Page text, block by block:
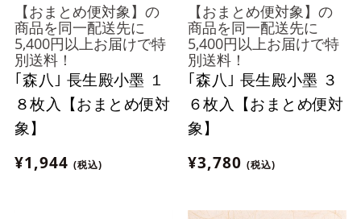
【おまとめ便対象】の
商品を同一配送先に
5,400円以上お届けで特
別送料！
｢森八｣ 長生殿小墨 １
８枚入【おまとめ便対
象】
¥1,944 (税込)
【おまとめ便対象】の
商品を同一配送先に
5,400円以上お届けで特
別送料！
｢森八｣ 長生殿小墨 ３
６枚入【おまとめ便対
象】
¥3,780 (税込)